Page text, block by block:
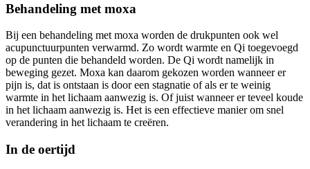
Behandeling met moxa
Bij een behandeling met moxa worden de drukpunten ook wel
acupunctuurpunten verwarmd. Zo wordt warmte en Qi toegevoegd
op de punten die behandeld worden. De Qi wordt namelijk in
beweging gezet. Moxa kan daarom gekozen worden wanneer er
pijn is, dat is ontstaan is door een stagnatie of als er te weinig
warmte in het lichaam aanwezig is. Of juist wanneer er teveel koude
in het lichaam aanwezig is. Het is een effectieve manier om snel
verandering in het lichaam te creëren.
In de oertijd